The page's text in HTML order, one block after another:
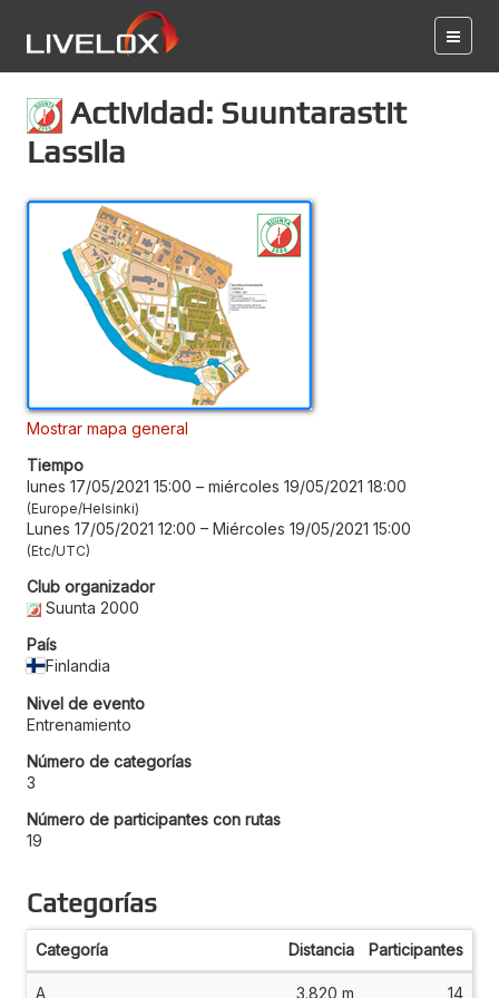
Actividad: Suuntarastit
Lassila
Mostrar mapa general
Tiempo
lunes 17/05/2021 15:00 – miércoles 19/05/2021 18:00
Europe/Helsinki
Lunes 17/05/2021 12:00 – Miércoles 19/05/2021 15:00
Etc/UTC
Club organizador
Suunta 2000
País
Finlandia
Nivel de evento
Entrenamiento
Número de categorías
3
Número de participantes con rutas
19
Categorías
Categoría Distancia Participantes
A 3.820 m 14